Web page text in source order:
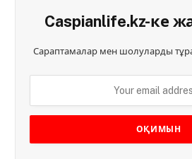
Caspianlife.kz-ке
Сараптамалар мен шолуларды